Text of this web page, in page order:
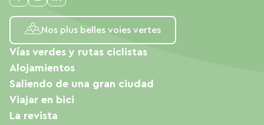
Nos plus belles voies vertes
Vías verdes y rutas ciclistas
Alojamientos
Saliendo de una gran ciudad
Viajar en bici
La revista